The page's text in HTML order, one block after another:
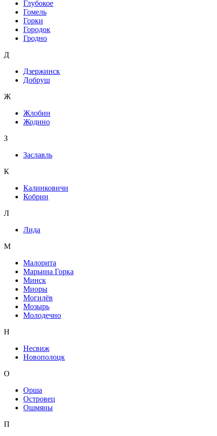
Глубокое
Гомель
Горки
Городок
Гродно
Д
Дзержинск
Добруш
Ж
Жлобин
Жодино
З
Заславль
К
Калинковичи
Кобрин
Л
Лида
М
Малорита
Марьина Горка
Минск
Миоры
Могилёв
Мозырь
Молодечно
Н
Несвиж
Новополоцк
О
Орша
Островец
Ошмяны
П